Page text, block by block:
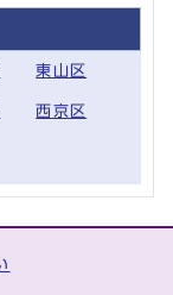
東山区
西京区